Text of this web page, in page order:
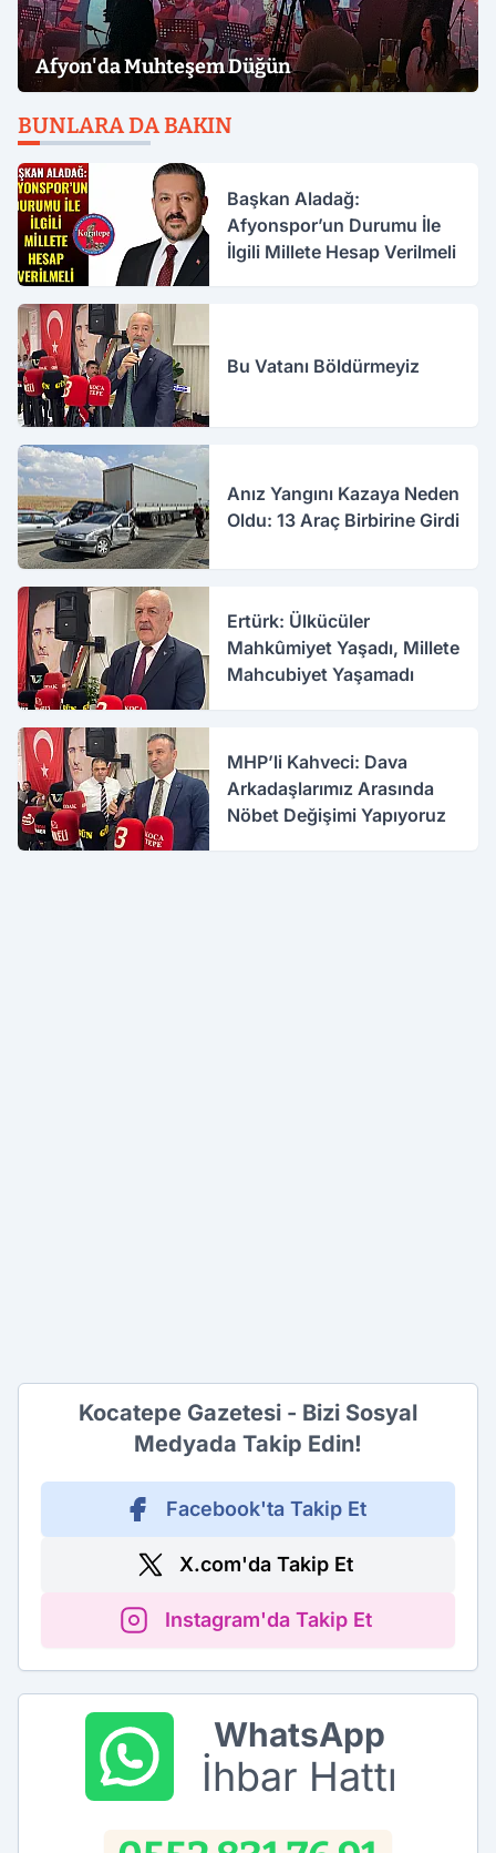
Afyon'da Muhteşem Düğün
BUNLARA DA BAKIN
Başkan Aladağ:
Afyonspor’un Durumu İle
İlgili Millete Hesap Verilmeli
Bu Vatanı Böldürmeyiz
Anız Yangını Kazaya Neden
Oldu: 13 Araç Birbirine Girdi
Ertürk: Ülkücüler
Mahkûmiyet Yaşadı, Millete
Mahcubiyet Yaşamadı
MHP’li Kahveci: Dava
Arkadaşlarımız Arasında
Nöbet Değişimi Yapıyoruz
Kocatepe Gazetesi - Bizi Sosyal
Medyada Takip Edin!
Facebook'ta Takip Et
X.com'da Takip Et
Instagram'da Takip Et
WhatsApp
İhbar Hattı